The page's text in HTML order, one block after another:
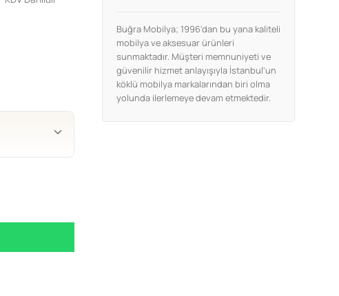
Buğra Mobilya; 1996'dan bu yana kaliteli
mobilya ve aksesuar ürünleri
sunmaktadır. Müşteri memnuniyeti ve
güvenilir hizmet anlayışıyla İstanbul'un
köklü mobilya markalarından biri olma
yolunda ilerlemeye devam etmektedir.